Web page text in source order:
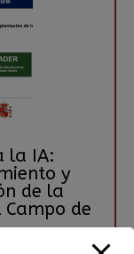
la IA:
y
de la
de